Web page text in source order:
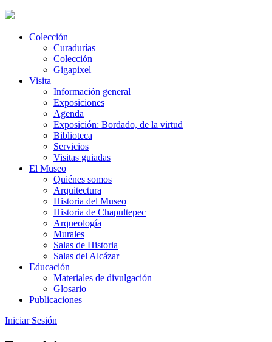
Colección
Curadurías
Colección
Gigapixel
Visita
Información general
Exposiciones
Agenda
Exposición: Bordado, de la virtud
Biblioteca
Servicios
Visitas guiadas
El Museo
Quiénes somos
Arquitectura
Historia del Museo
Historia de Chapultepec
Arqueología
Murales
Salas de Historia
Salas del Alcázar
Educación
Materiales de divulgación
Glosario
Publicaciones
Iniciar Sesión